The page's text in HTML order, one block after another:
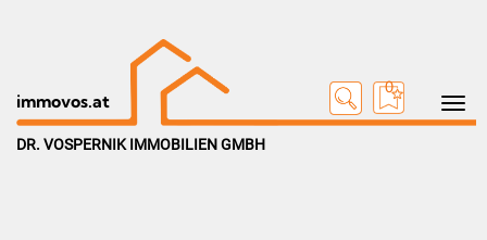
Toggle
immovos.at
0
DR. VOSPERNIK IMMOBILIEN GMBH